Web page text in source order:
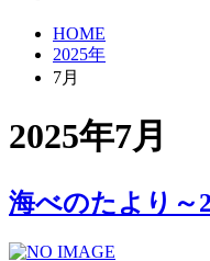
HOME
2025年
7月
2025年7月
海べのたより～